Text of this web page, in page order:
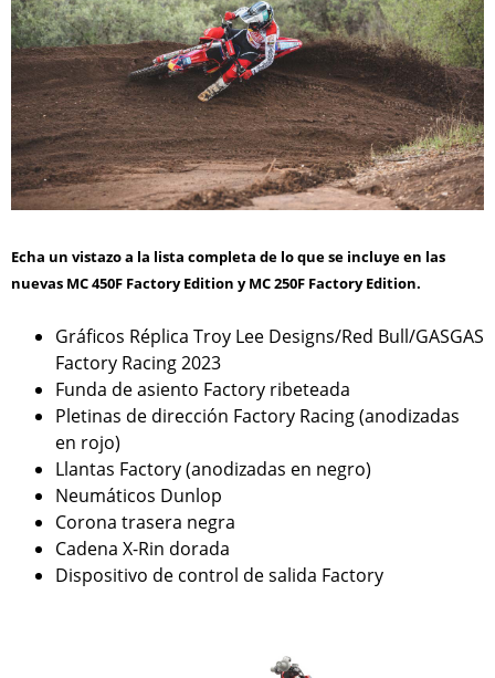
Echa un vistazo a la lista completa de lo que se incluye en las
nuevas MC 450F Factory Edition y MC 250F Factory Edition.
Gráficos Réplica Troy Lee Designs/Red Bull/GASGAS
Factory Racing 2023
Funda de asiento Factory ribeteada
Pletinas de dirección Factory Racing (anodizadas
en rojo)
Llantas Factory (anodizadas en negro)
Neumáticos Dunlop
Corona trasera negra
Cadena X-Rin dorada
Dispositivo de control de salida Factory